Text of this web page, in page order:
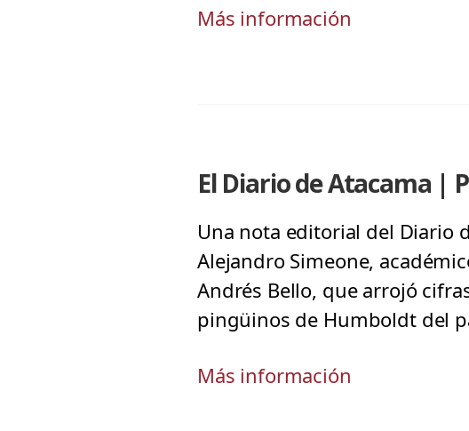
Más información
El Diario de Atacama |
Una nota editorial del Diario
Alejandro Simeone,
Andrés Bello, que arrojó
pingüinos de Humboldt del
Más información